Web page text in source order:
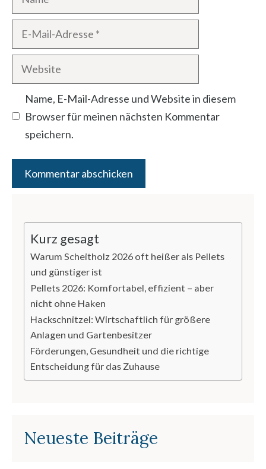
Mail-
Adresse
Website
Name, E-Mail-Adresse und Website in diesem
Browser für meinen nächsten Kommentar
speichern.
Kurz gesagt
Warum Scheitholz 2026 oft heißer als Pellets
und günstiger ist
Pellets 2026: Komfortabel, effizient – aber
nicht ohne Haken
Hackschnitzel: Wirtschaftlich für größere
Anlagen und Gartenbesitzer
Förderungen, Gesundheit und die richtige
Entscheidung für das Zuhause
Neueste Beiträge